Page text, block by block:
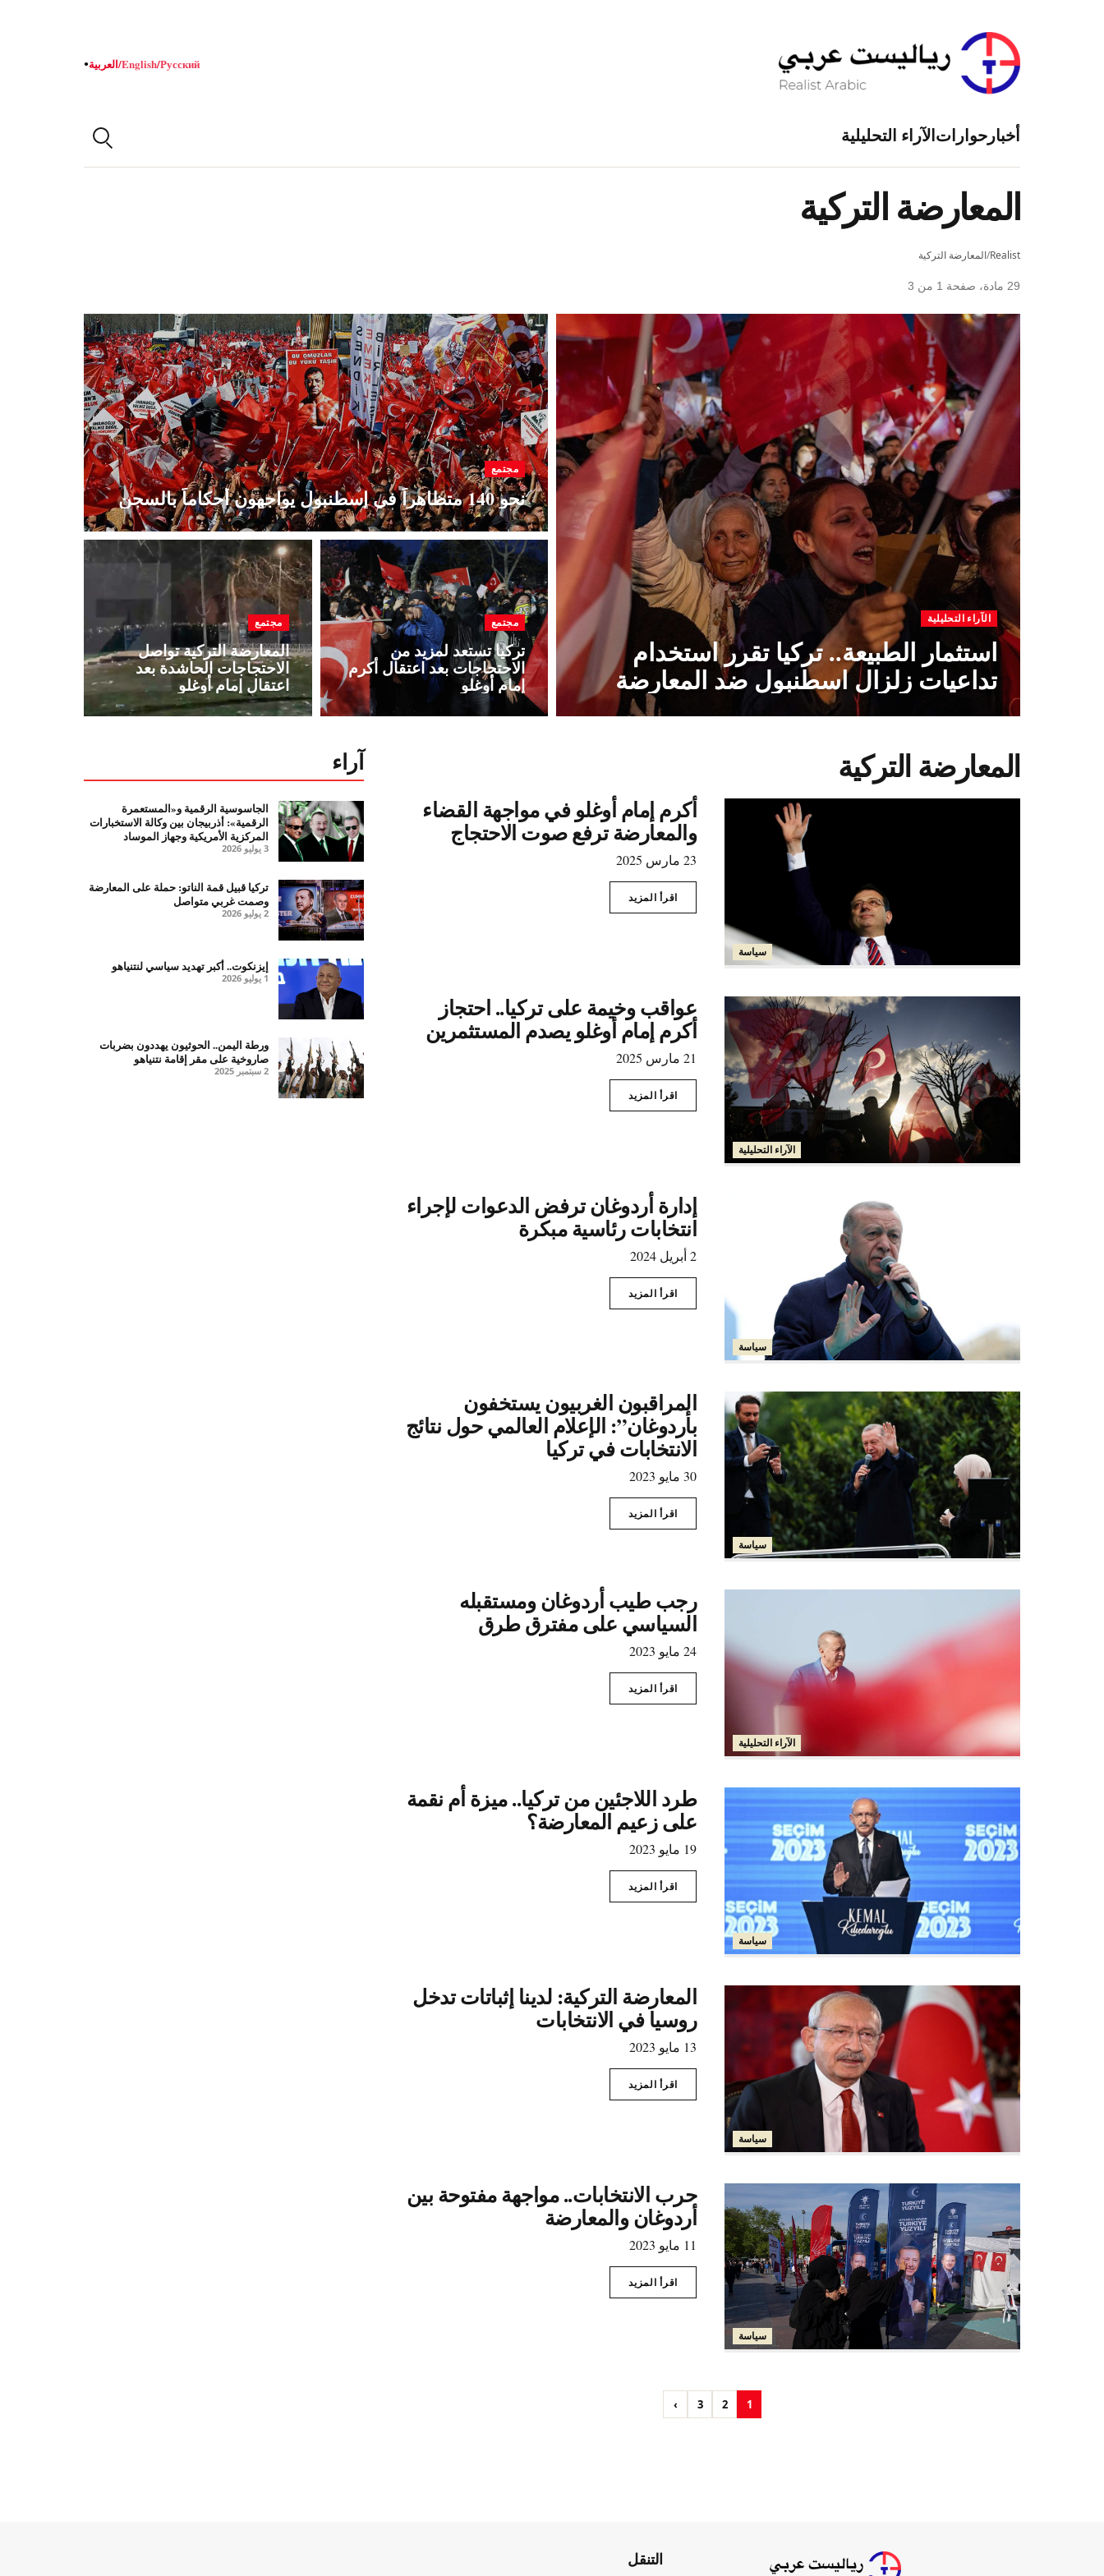
Русский
/
English
/العربية●
أخبارحواراتالآراء التحليلية
المعارضة التركية
Realist
/المعارضة التركية
29 مادة، صفحة 1 من 3
الآراء التحليلية
استثمار الطبيعة.. تركيا تقرر استخدام
تداعيات زلزال اسطنبول ضد المعارضة
مجتمع
نحو 140 متظاهراً في إسطنبول يواجهون أحكاماً بالسجن
مجتمع
تركيا تستعد لمزيد من
الاحتجاجات بعد اعتقال أكرم
إمام أوغلو
مجتمع
المعارضة التركية تواصل
الاحتجاجات الحاشدة بعد
اعتقال إمام أوغلو
المعارضة التركية
سياسة
أكرم إمام أوغلو في مواجهة القضاء
والمعارضة ترفع صوت الاحتجاج
23 مارس 2025
اقرأ المزيد
الآراء التحليلية
عواقب وخيمة على تركيا.. احتجاز
أكرم إمام أوغلو يصدم المستثمرين
21 مارس 2025
اقرأ المزيد
سياسة
إدارة أردوغان ترفض الدعوات لإجراء
انتخابات رئاسية مبكرة
2 أبريل 2024
اقرأ المزيد
سياسة
المراقبون الغربيون يستخفون
بأردوغان”: الإعلام العالمي حول نتائج
الانتخابات في تركيا
30 مايو 2023
اقرأ المزيد
الآراء التحليلية
رجب طيب أردوغان ومستقبله
السياسي على مفترق طرق
24 مايو 2023
اقرأ المزيد
سياسة
طرد اللاجئين من تركيا.. ميزة أم نقمة
على زعيم المعارضة؟
19 مايو 2023
اقرأ المزيد
سياسة
المعارضة التركية: لدينا إثباتات تدخل
روسيا في الانتخابات
13 مايو 2023
اقرأ المزيد
سياسة
حرب الانتخابات.. مواجهة مفتوحة بين
أردوغان والمعارضة
11 مايو 2023
اقرأ المزيد
1
2
3
›
آراء
الجاسوسية الرقمية و«المستعمرة
الرقمية»: أذربيجان بين وكالة الاستخبارات
المركزية الأمريكية وجهاز الموساد
3 يوليو 2026
تركيا قبيل قمة الناتو: حملة على المعارضة
وصمت غربي متواصل
2 يوليو 2026
إيزنكوت.. أكبر تهديد سياسي لنتنياهو
1 يوليو 2026
ورطة اليمن.. الحوثيون يهددون بضربات
صاروخية على مقر إقامة نتنياهو
2 سبتمبر 2025
التنقل